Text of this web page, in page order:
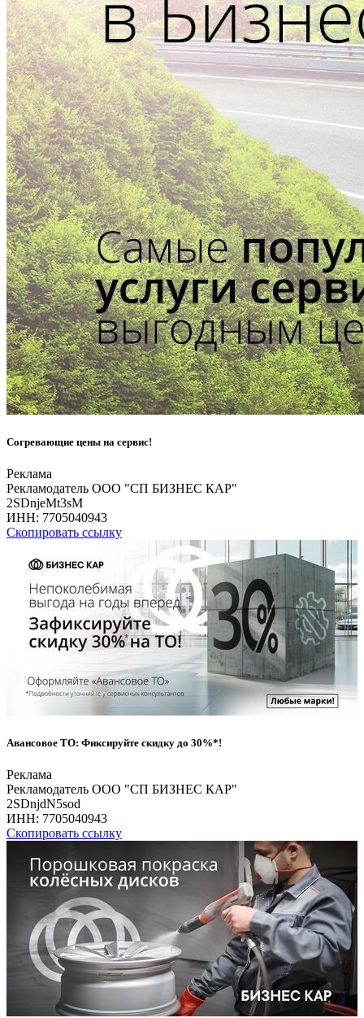
Согревающие цены на сервис!
Реклама
Рекламодатель ООО "СП БИЗНЕС КАР"
2SDnjeMt3sM
ИНН: 7705040943
Скопировать ссылку
Авансовое ТО: Фиксируйте скидку до 30%*!
Реклама
Рекламодатель ООО "СП БИЗНЕС КАР"
2SDnjdN5sod
ИНН: 7705040943
Скопировать ссылку